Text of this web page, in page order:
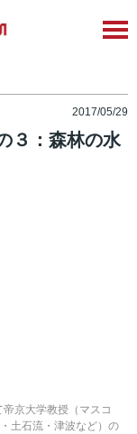
2017/05/29
３：森林の水
京大学教授（マスコ
土石流・津波など）の